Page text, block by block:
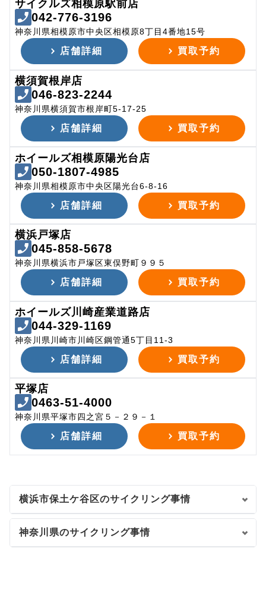
サイクルズ相模原駅前店
042-776-3196
神奈川県相模原市中央区相模原8丁目4番地15号
店舗詳細 買取予約
横須賀根岸店
046-823-2244
神奈川県横須賀市根岸町5-17-25
店舗詳細 買取予約
ホイールズ相模原陽光台店
050-1807-4985
神奈川県相模原市中央区陽光台6-8-16
店舗詳細 買取予約
横浜戸塚店
045-858-5678
神奈川県横浜市戸塚区東俣野町９９５
店舗詳細 買取予約
ホイールズ川崎産業道路店
044-329-1169
神奈川県川崎市川崎区鋼管通5丁目11-3
店舗詳細 買取予約
平塚店
0463-51-4000
神奈川県平塚市四之宮５－２９－１
店舗詳細 買取予約
横浜市保土ケ谷区のサイクリング事情
神奈川県のサイクリング事情